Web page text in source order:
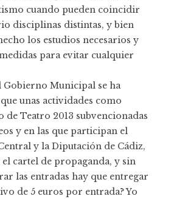
cuando pueden coincidir
disciplinas distintas, y bien
los estudios necesarios y
para evitar cualquier
Gobierno Municipal se ha
unas actividades como
de Teatro 2013 subvencionadas
y en las que participan el
y la Diputación de Cádiz,
el cartel de propaganda, y sin
las entradas hay que entregar
de 5 euros por entrada? Yo